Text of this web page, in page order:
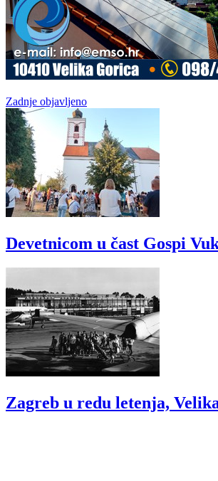
Zadnje objavljeno
Devetnicom u čast Gospi
Zagreb u redu letenja,